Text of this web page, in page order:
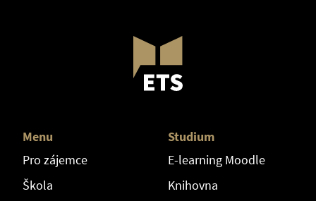
Menu
Pro zájemce
Škola
Studium
E-learning Moodle
Knihovna